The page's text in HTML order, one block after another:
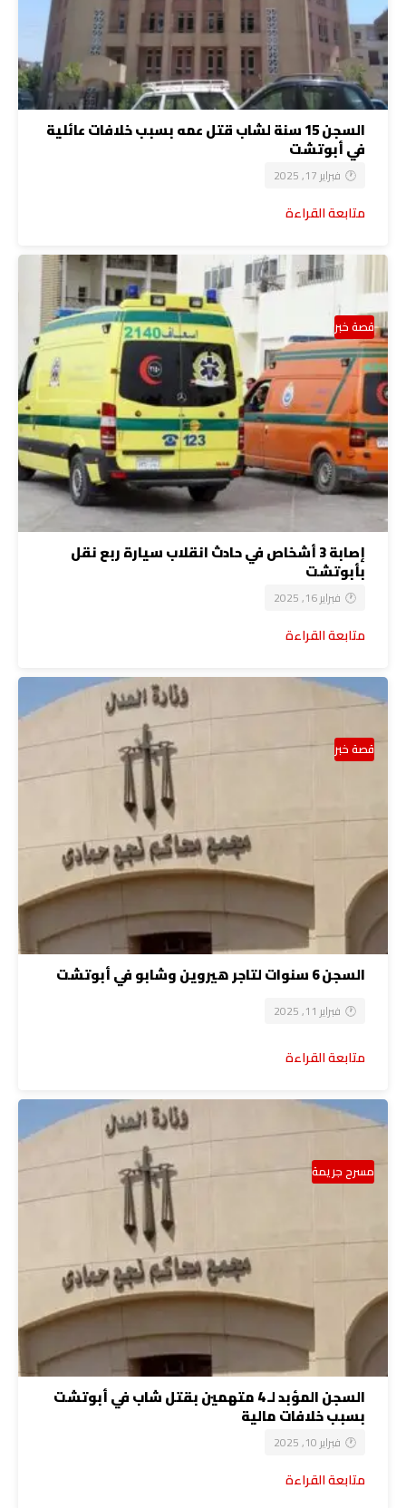
السجن 15 سنة لشاب قتل عمه بسبب خلافات عائلية
في أبوتشت
فبراير 17, 2025
متابعة القراءة
قصة خبر
إصابة 3 أشخاص في حادث انقلاب سيارة ربع نقل
بأبوتشت
فبراير 16, 2025
متابعة القراءة
قصة خبر
السجن 6 سنوات لتاجر هيروين وشابو في أبوتشت
فبراير 11, 2025
متابعة القراءة
مسرح جريمة
السجن المؤبد لـ 4 متهمين بقتل شاب في أبوتشت
بسبب خلافات مالية
فبراير 10, 2025
متابعة القراءة